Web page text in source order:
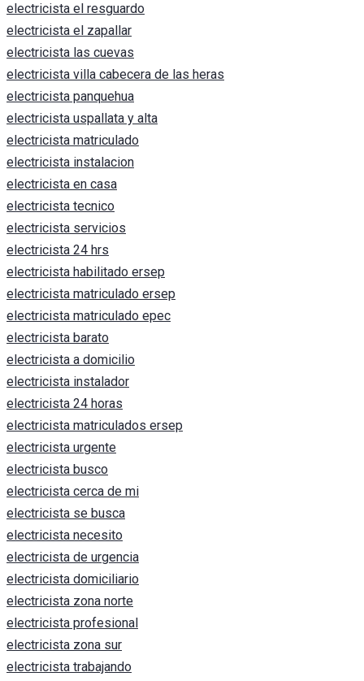
electricista el resguardo
electricista el zapallar
electricista las cuevas
electricista villa cabecera de las heras
electricista panquehua
electricista uspallata y alta
electricista matriculado
electricista instalacion
electricista en casa
electricista tecnico
electricista servicios
electricista 24 hrs
electricista habilitado ersep
electricista matriculado ersep
electricista matriculado epec
electricista barato
electricista a domicilio
electricista instalador
electricista 24 horas
electricista matriculados ersep
electricista urgente
electricista busco
electricista cerca de mi
electricista se busca
electricista necesito
electricista de urgencia
electricista domiciliario
electricista zona norte
electricista profesional
electricista zona sur
electricista trabajando